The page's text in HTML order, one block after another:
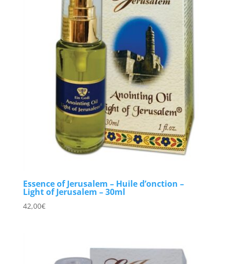
Essence of Jerusalem – Huile d’onction –
Light of Jerusalem – 30ml
42,00€